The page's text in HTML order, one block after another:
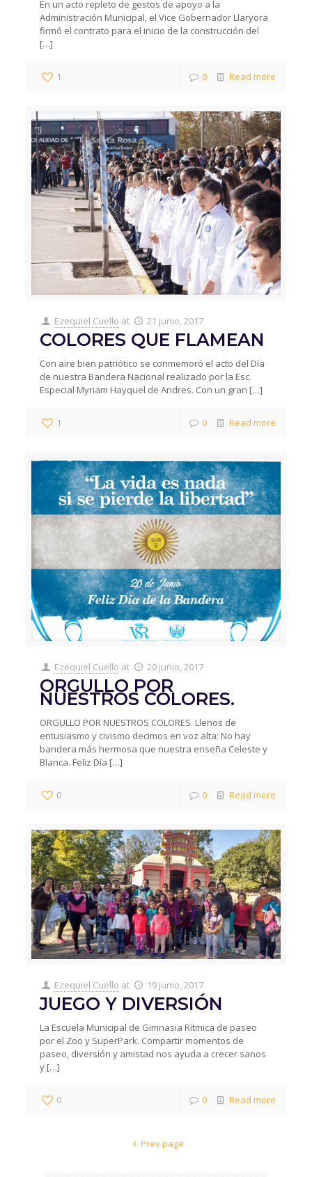
En un acto repleto de gestos de apoyo a la
Administración Municipal, el Vice Gobernador Llaryora
firmó el contrato para el inicio de la construcción del
[…]
1 0 Read more
Ezequiel Cuello at 21 junio, 2017
COLORES QUE FLAMEAN
Con aire bien patriótico se conmemoró el acto del Día
de nuestra Bandera Nacional realizado por la Esc.
Especial Myriam Hayquel de Andres. Con un gran […]
1 0 Read more
Ezequiel Cuello at 20 junio, 2017
ORGULLO POR
NUESTROS COLORES.
ORGULLO POR NUESTROS COLORES. Llenos de
entusiasmo y civismo decimos en voz alta: No hay
bandera más hermosa que nuestra enseña Celeste y
Blanca. Feliz Día […]
0 0 Read more
Ezequiel Cuello at 19 junio, 2017
JUEGO Y DIVERSIÓN
La Escuela Municipal de Gimnasia Rítmica de paseo
por el Zoo y SuperPark. Compartir momentos de
paseo, diversión y amistad nos ayuda a crecer sanos
y […]
0 0 Read more
Prev page